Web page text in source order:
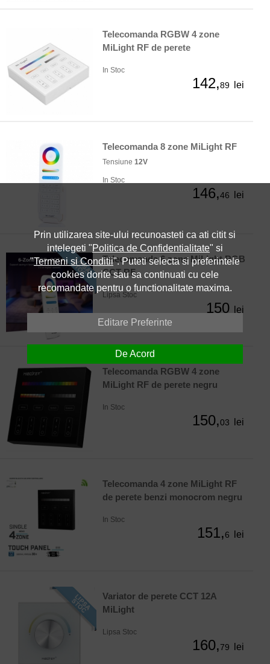
Telecomanda RGBW 4 zone
MiLight RF de perete
In Stoc
142,89 lei
Telecomanda 8 zone MiLight RF
Tensiune 12V
In Stoc
146,46 lei
Telecomanda 6 zone MiLight RGB
CCT RF
Lipsa Stoc
150 lei
Telecomanda RGBW 4 zone
MiLight RF de perete negru
In Stoc
150,03 lei
Telecomanda 4 zone MiLight RF
de perete benzi monocrom negru
In Stoc
151,6 lei
Variator de perete CCT 12A
MiLight
Lipsa Stoc
160,79 lei
Prin utilizarea site-ului recunoasteti ca ati citit si
intelegeti "Politica de Confidentialitate" si
"Termeni si Conditii". Puteti selecta si preferintele
cookies dorite sau sa continuati cu cele
recomandate pentru o functionalitate maxima.
Editare Preferinte
De Acord